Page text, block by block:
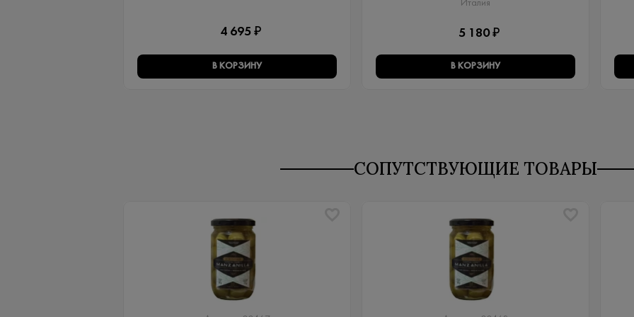
4 695 ₽
В КОРЗИНУ
Италия
5 180 ₽
В КОРЗИНУ
СОПУТСТВУЮЩИЕ ТОВАРЫ